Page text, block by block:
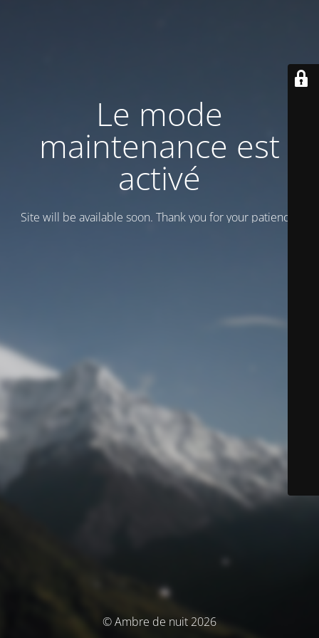
Le mode
maintenance est
activé
Site will be available soon. Thank you for your patience!
© Ambre de nuit 2026